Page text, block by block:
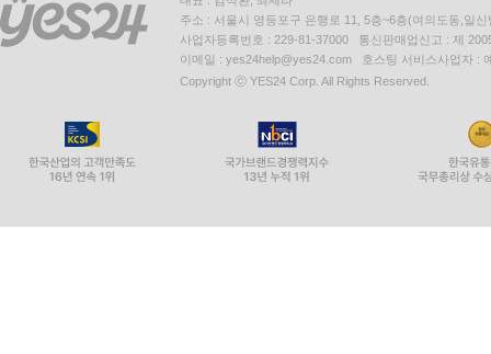
주소 : 서울시 영등포구 은행로 11, 5층~6층(여의도동,일신
사업자등록번호 : 229-81-37000 통신판매업신고 : 제
이메일 : yes24help@yes24.com 호스팅 서비스사업자 :
Copyright ⓒ YES24 Corp. All Rights Reserved.